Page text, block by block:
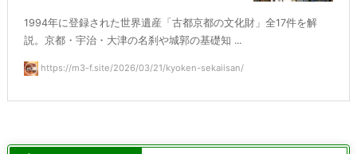
1994年に登録された世界遺産「古都京都の文化財」全17件を解
説。京都・宇治・大津の名刹や城郭の基礎知 ...
https://m3-f.site/2026/03/21/kyoken-sekaiisan/